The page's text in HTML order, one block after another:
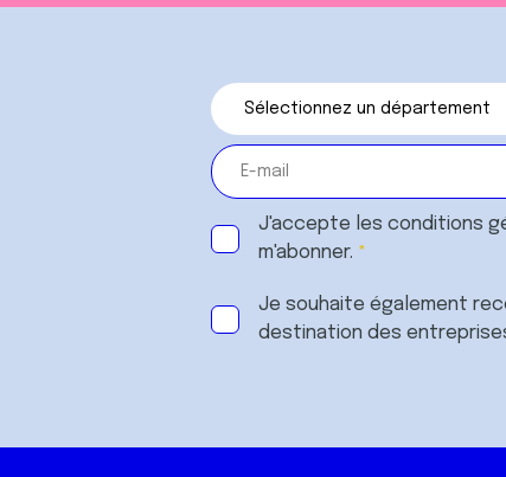
J'accepte les conditions
m'abonner.
Je souhaite également
destination des